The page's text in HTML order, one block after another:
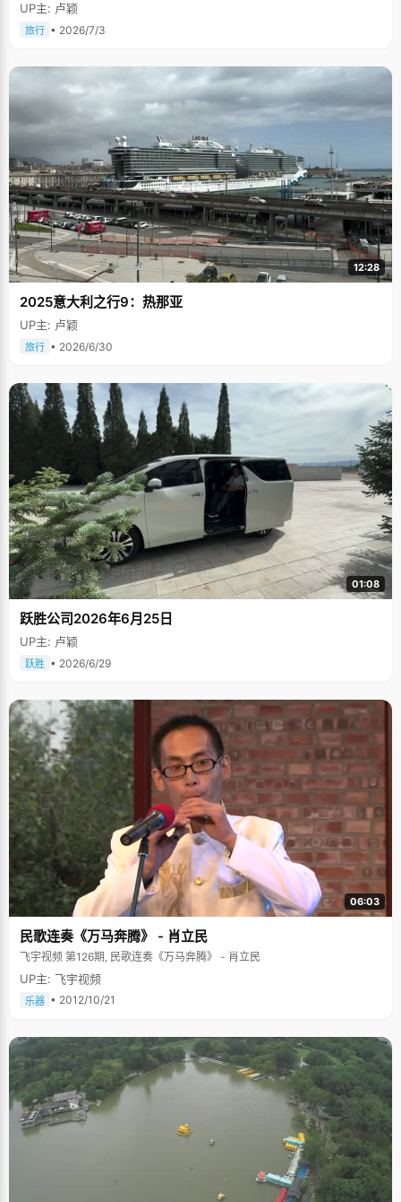
UP主: 卢颖
旅行 • 2026/7/3
12:28
2025意大利之行9：热那亚
UP主: 卢颖
旅行 • 2026/6/30
01:08
跃胜公司2026年6月25日
UP主: 卢颖
跃胜 • 2026/6/29
06:03
民歌连奏《万马奔腾》 - 肖立民
飞宇视频 第126期, 民歌连奏《万马奔腾》 - 肖立民
UP主: 飞宇视频
乐器 • 2012/10/21